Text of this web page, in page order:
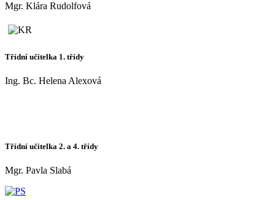
Mgr. Klára Rudolfová
Třídní učitelka 1. třídy
Ing. Bc. Helena Alexová
Třídní učitelka 2. a 4. třídy
Mgr. Pavla Slabá